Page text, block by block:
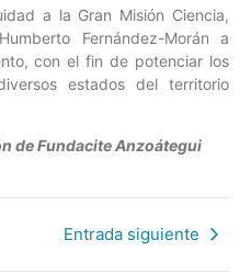
a la Gran Misión Ciencia,
Fernández-Morán a
con el fin de potenciar los
estados del territorio
de Fundacite Anzoátegui
Entrada siguiente